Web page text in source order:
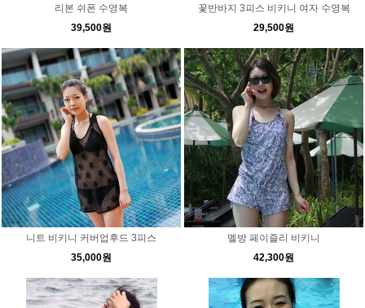
리본 쉬폰 수영복
39,500원
꽃반바지 3피스 비키니 여자 수영복
29,500원
니트 비키니 커버업후드 3피스
35,000원
멜방 페이즐리 비키니
42,300원